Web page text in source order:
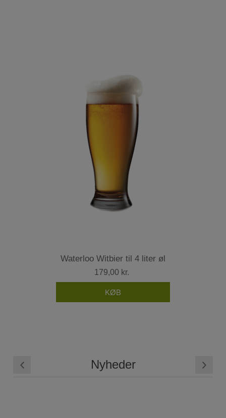
Waterloo Witbier til 4 liter øl
179,00 kr.
Nyheder